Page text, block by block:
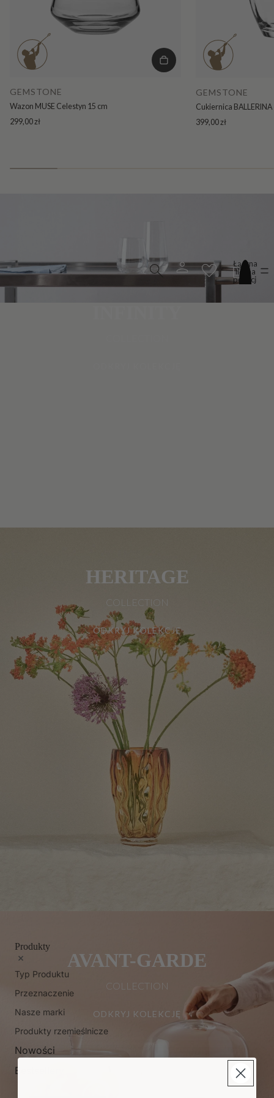
Produkty
Typ Produktu
Przeznaczenie
Nasze marki
Produkty rzemieślnicze
Nowości
Bestsellery
Łączna
liczba
pozycji
w
GEMSTONE
Wazon MUSE Celestyn 15 cm
299,00 zł
GEMSTONE
Cukiernica BALLERINA
399,00 zł
HERITAGE
COLLECTION
ODKRYJ KOLEKCJĘ
AVANT-GARDE
COLLECTION
ODKRYJ KOLEKCJĘ